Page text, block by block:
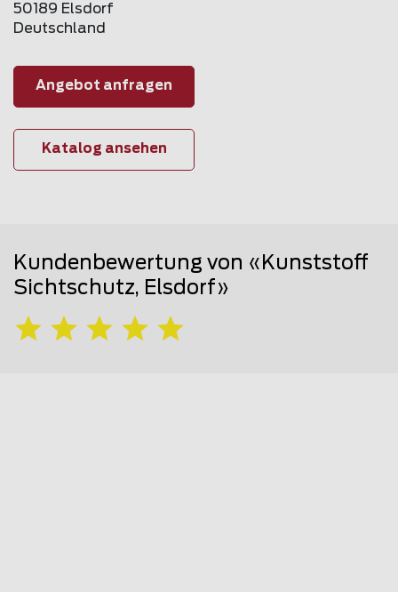
50189 Elsdorf
Deutschland
Angebot anfragen
Katalog ansehen
Kundenbewertung von «Kunststoff
Sichtschutz, Elsdorf»